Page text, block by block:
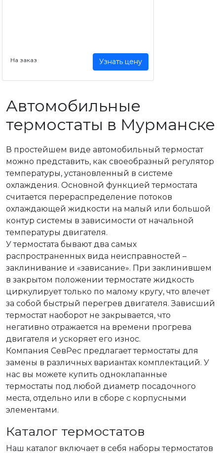
На заказ Узнать цену
Автомобильные
термостаты в Мурманске
В простейшем виде автомобильный термостат
можно представить, как своеобразный регулятор
температуры, установленный в системе
охлаждения. Основной функцией термостата
считается перераспределение потоков
охлаждающей жидкости на малый или большой
контур системы в зависимости от начальной
температуры двигателя.
У термостата бывают два самых
распространенных вида неисправностей –
заклинивание и «зависание». При заклинившем
в закрытом положении термостате жидкость
циркулирует только по малому кругу, что влечет
за собой быстрый перегрев двигателя. Зависший
термостат наоборот не закрывается, что
негативно отражается на времени прогрева
двигателя и ускоряет его износ.
Компания СевРес предлагает термостаты для
замены в различных вариантах комплектаций. У
нас вы можете купить одноклапанные
термостаты под любой диаметр посадочного
места, отдельно или в сборе с корпусными
элементами.
Каталог термостатов
Наш каталог включает в себя наборы термостатов